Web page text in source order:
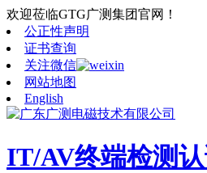
欢迎莅临GTG广测集团官网！
公正性声明
证书查询
关注微信
网站地图
English
IT/AV终端检测